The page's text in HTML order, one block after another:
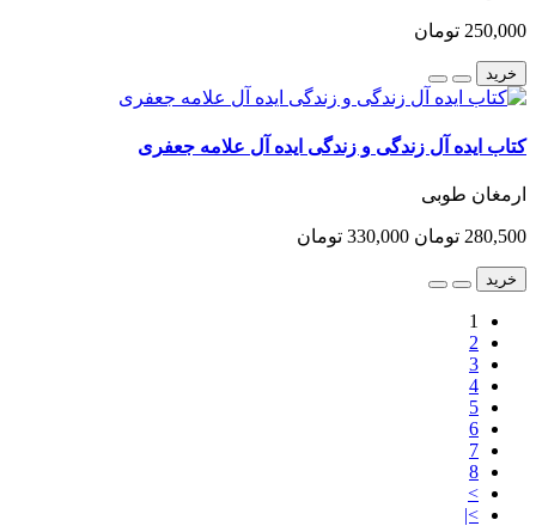
250,000 تومان
خرید
کتاب ایده آل زندگی و زندگی ایده آل علامه جعفری
ارمغان طوبی
280,500 تومان 330,000 تومان
خرید
1
2
3
4
5
6
7
8
>
>|